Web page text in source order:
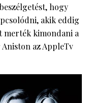
hogy
akik eddig
merték kimondani a
az AppleTv